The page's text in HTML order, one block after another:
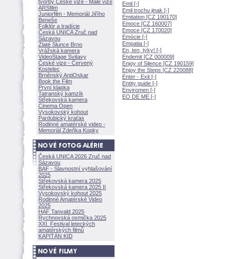
tvorby České vize - Malé vize
ARSfilm
Juniorfilm - Memoriál Jiřího
Beneše
Folklór a tradície
Česká UNICA Zruč nad
Sázavou
Zlaté Slunce Brno
Vrážská kamera
VideoStage Svitavy
České vize - Červený
Kostelec
Brněnský AntiOskar
Book the Film
První klapka
Tatranský kamzík
Střekovská kamera
Cinema Open
Vysokovský kohout
Pardubický kraťas
Rodinné amatérské video -
Memoriál Zdeňka Kopky
Česká UNICA 2026 Zruč nad
Sázavou
BAF - Slavnostní vyhlašování
2025
Střekovská kamera 2025
Střekovská kamera 2025 II
Vysokovský kohout 2025
Rodinné Amatérské Video
2025
HAF Tanvald 2025
Rychnovská osmička 2025
XXI. Festival leteckých
amatérských filmů
KAPITÁN KID
Emil [-]
Emil trochu jinak [-]
Emitation [CZ 190170]
Emoce [CZ 160007]
Emoce [CZ 170020]
Emócie [-]
Empatia [-]
En, ten, týky! [-]
Endemit [CZ 000009]
Enjoy of Silence [CZ 190159]
Enjoy the Steps [CZ 220088]
Enter - Exit [-]
Entity guide [-]
Enviromen [-]
EO DE ME [-]